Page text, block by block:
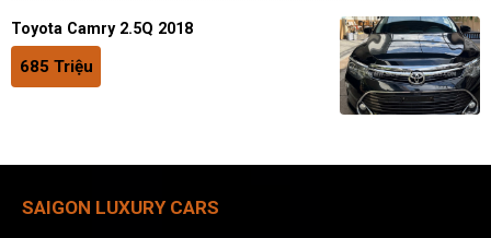
Toyota Camry 2.5Q 2018
685 Triệu
SAIGON LUXURY CARS